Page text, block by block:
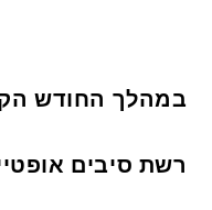
במהלך החודש
רשת סיבים